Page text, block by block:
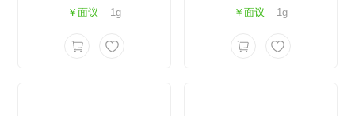
￥面议
1g
￥面议
1g